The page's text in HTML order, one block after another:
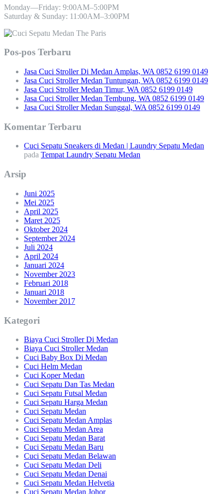
Monday—Friday: 9:00AM–5:00PM
Saturday & Sunday: 11:00AM–3:00PM
Pos-pos Terbaru
Jasa Cuci Stroller Di Medan Amplas, WA 0852 6199 0149
Jasa Cuci Stroller Medan Tuntungan, WA 0852 6199 0149
Jasa Cuci Stroller Medan Timur, WA 0852 6199 0149
Jasa Cuci Stroller Medan Tembung, WA 0852 6199 0149
Jasa Cuci Stroller Medan Sunggal, WA 0852 6199 0149
Komentar Terbaru
Cuci Sepatu Sneakers di Medan | Laundry Sepatu Medan
pada Tempat Laundry Sepatu Medan
Arsip
Juni 2025
Mei 2025
April 2025
Maret 2025
Oktober 2024
September 2024
Juli 2024
April 2024
Januari 2024
November 2023
Februari 2018
Januari 2018
November 2017
Kategori
Biaya Cuci Stroller Di Medan
Biaya Cuci Stroller Medan
Cuci Baby Box Di Medan
Cuci Helm Medan
Cuci Koper Medan
Cuci Sepatu Dan Tas Medan
Cuci Sepatu Futsal Medan
Cuci Sepatu Harga Medan
Cuci Sepatu Medan
Cuci Sepatu Medan Amplas
Cuci Sepatu Medan Area
Cuci Sepatu Medan Barat
Cuci Sepatu Medan Baru
Cuci Sepatu Medan Belawan
Cuci Sepatu Medan Deli
Cuci Sepatu Medan Denai
Cuci Sepatu Medan Helvetia
Cuci Sepatu Medan Johor